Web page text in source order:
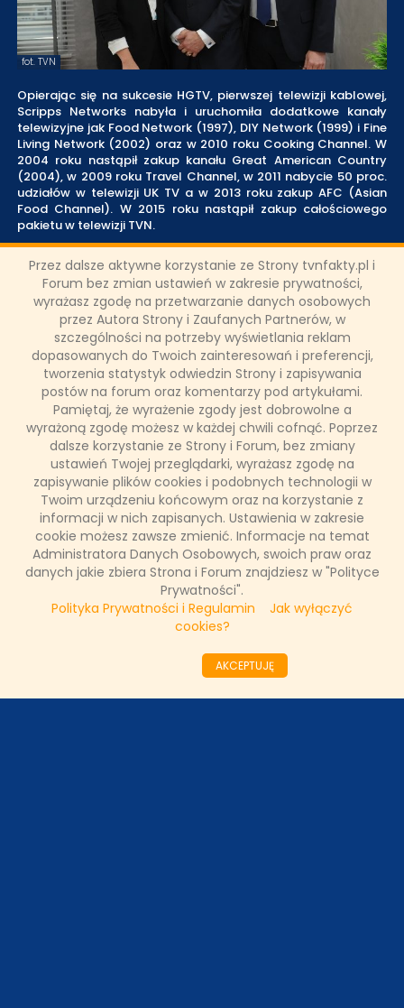
Przez dalsze aktywne korzystanie ze Strony tvnfakty.pl i
Forum bez zmian ustawień w zakresie prywatności,
wyrażasz zgodę na przetwarzanie danych osobowych
przez Autora Strony i Zaufanych Partnerów, w
szczególności na potrzeby wyświetlania reklam
dopasowanych do Twoich zainteresowań i preferencji,
tworzenia statystyk odwiedzin Strony i zapisywania
postów na forum oraz komentarzy pod artykułami.
Pamiętaj, że wyrażenie zgody jest dobrowolne a
wyrażoną zgodę możesz w każdej chwili cofnąć. Poprzez
dalsze korzystanie ze Strony i Forum, bez zmiany
ustawień Twojej przeglądarki, wyrażasz zgodę na
zapisywanie plików cookies i podobnych technologii w
Twoim urządzeniu końcowym oraz na korzystanie z
informacji w nich zapisanych. Ustawienia w zakresie
cookie możesz zawsze zmienić. Informacje na temat
Administratora Danych Osobowych, swoich praw oraz
danych jakie zbiera Strona i Forum znajdziesz w "Polityce
Prywatności".
Polityka Prywatności i Regulamin
Jak wyłączyć
cookies?
AKCEPTUJĘ
ODZIAŁY LOKALNE
PARTNERZY
SONDA
fot. TVN
Opierając się na sukcesie HGTV, pierwszej telewizji kablowej,
Scripps Networks nabyła i uruchomiła dodatkowe kanały
telewizyjne jak Food Network (1997), DIY Network (1999) i Fine
Living Network (2002) oraz w 2010 roku Cooking Channel. W
2004 roku nastąpił zakup kanału Great American Country
(2004), w 2009 roku Travel Channel, w 2011 nabycie 50 proc.
udziałów w telewizji UK TV a w 2013 roku zakup AFC (Asian
Food Channel). W 2015 roku nastąpił zakup całościowego
pakietu w telewizji TVN.
Mateusz Bugajski
5 marca 2017, 17:10
UDOSTĘPNIJ POST
NASZE WYWIADY
FAKTY TVN